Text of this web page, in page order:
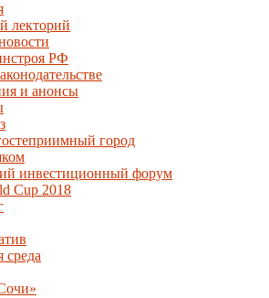
лекторий
РФ
и анонсы
город
инвестиционный форум
Cup 2018
среда